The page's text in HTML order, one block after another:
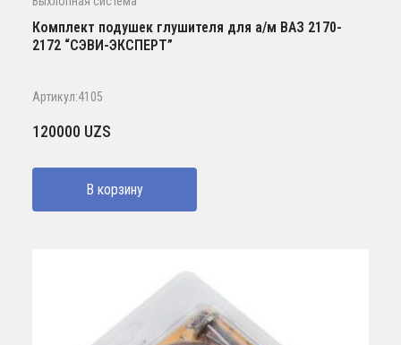
Комплект подушек глушителя для а/м ВАЗ 2170-
2172 “СЭВИ-ЭКСПЕРТ”
Артикул:4105
120000 UZS
В корзину